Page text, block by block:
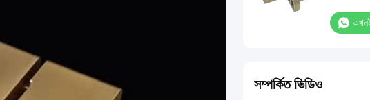
সম্পর্কিত ভিডিও